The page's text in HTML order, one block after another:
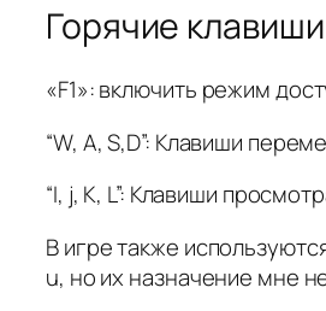
Горячие клавиши
«F1»: включить режим
“W, A, S,D”: Клавиши
“I, j, K, L”: Клавиши
В игре также
u, но их назначение мне